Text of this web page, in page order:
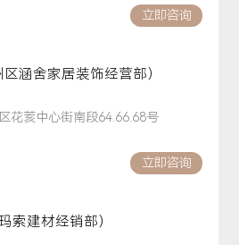
立即咨询
涵舍家居装饰经营部）
花荄中心街南段64.66.68号
立即咨询
索建材经销部）